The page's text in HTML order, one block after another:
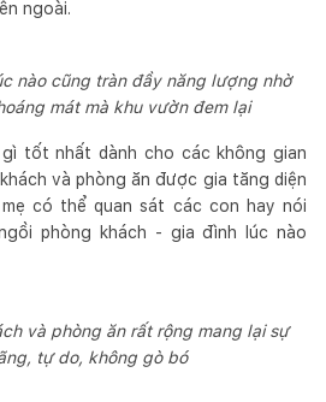
ngoài.
nào cũng tràn đầy năng lượng nhờ
mát mà khu vườn đem lại
tốt nhất dành cho các không gian
và phòng ăn được gia tăng diện
có thể quan sát các con hay nói
phòng khách - gia đình lúc nào
và phòng ăn rất rộng mang lại sự
tự do, không gò bó